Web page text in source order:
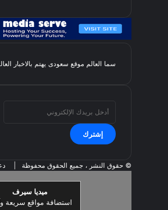
سما العالم موقع سعودى يهتم بالاخبار
بريدك
الإلكتروني
© حقوق النشر ، جميع الحقوق محفوظة |
ميديا سيرف
استضافة مواقع سريعة